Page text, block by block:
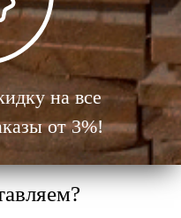
на все
от 3%!